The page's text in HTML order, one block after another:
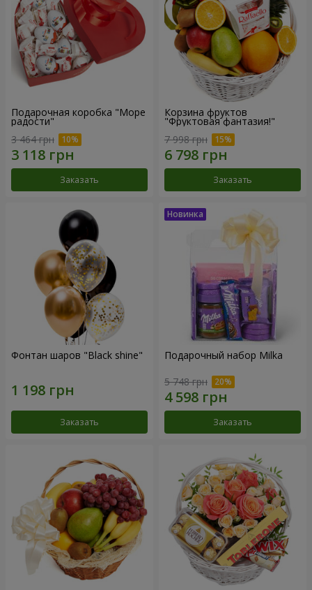
Подарочная коробка "Море
радости"
3 464 грн
Заказать
Корзина фруктов
"Фруктовая фантазия!"
7 998 грн
Заказать
Фонтан шаров "Black shine"
Заказать
Подарочный набор Milka
5 748 грн
Заказать